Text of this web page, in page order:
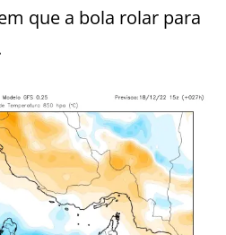
que a bola rolar para